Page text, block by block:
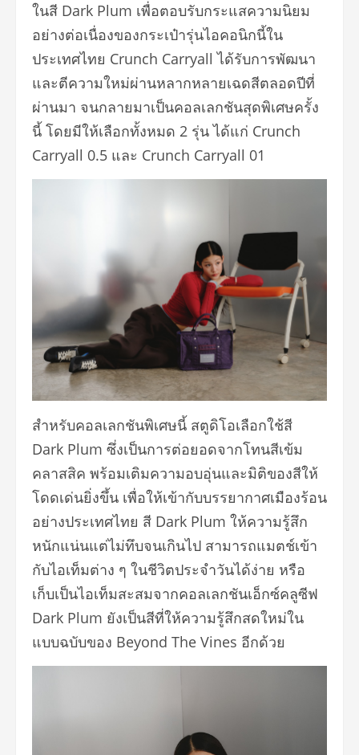
ในสี Dark Plum เพื่อตอบรับกระแสความนิยม
อย่างต่อเนื่องของกระเป๋ารุ่นไอคอนิกนี้ใน
ประเทศไทย Crunch Carryall ได้รับการพัฒนา
และตีความใหม่ผ่านหลากหลายเฉดสีตลอดปีที่
ผ่านมา จนกลายมาเป็นคอลเลกชันสุดพิเศษครั้ง
นี้ โดยมีให้เลือกทั้งหมด 2 รุ่น ได้แก่ Crunch
Carryall 0.5 และ Crunch Carryall 01
สำหรับคอลเลกชันพิเศษนี้ สตูดิโอเลือกใช้สี
Dark Plum ซึ่งเป็นการต่อยอดจากโทนสีเข้ม
คลาสสิค พร้อมเติมความอบอุ่นและมิติของสีให้
โดดเด่นยิ่งขึ้น เพื่อให้เข้ากับบรรยากาศเมืองร้อน
อย่างประเทศไทย สี Dark Plum ให้ความรู้สึก
หนักแน่นแต่ไม่ทึบจนเกินไป สามารถแมตช์เข้า
กับไอเท็มต่าง ๆ ในชีวิตประจำวันได้ง่าย หรือ
เก็บเป็นไอเท็มสะสมจากคอลเลกชันเอ็กซ์คลูซีฟ
Dark Plum ยังเป็นสีที่ให้ความรู้สึกสดใหม่ใน
แบบฉบับของ Beyond The Vines อีกด้วย